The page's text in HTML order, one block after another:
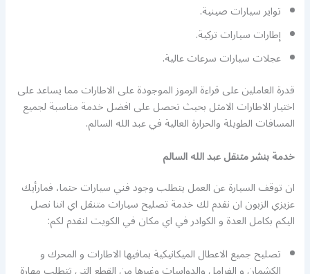
تواير سيارات صينية.
إطارات سيارات تركية.
عجلات سيارات سرعات عالية.
قدرة العاملين على قراءة الرموز الموجودة على الاطارات مما يساعد على
اختيار الاطارات الامثل بحيث تحصل على افضل خدمة مناسبة لجميع
المسافات الطويلة والحرارة العالية في عبد الله السالم.
خدمة بنشر متنقل عبد الله السالم
ان توقف السيارة عن العمل يتطلب وجود فني سيارات حتما، فمارأيك
عزيزي الزبون ان نقدم لك خدمة تصليح سيارات متنقل اي اننا نصل
اليكم بكامل العدة و الكوادر في اي مكان في الكويت لنقدم لكم:
تصليح جميع الاعطال الميكانيكية بمافيها الاطارات و المحرك و